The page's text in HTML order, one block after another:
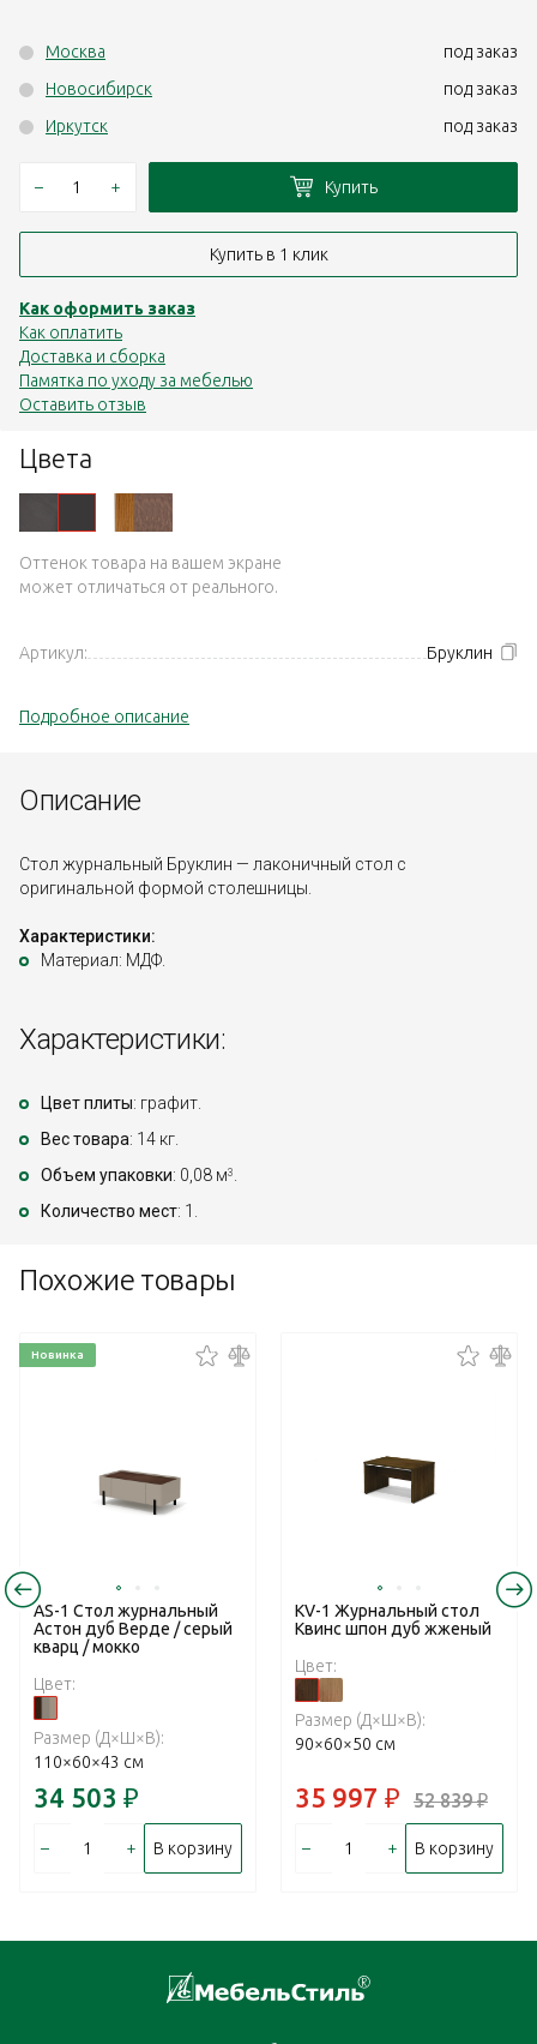
Цвета
Оттенок товара на вашем экране
может отличаться от реального.
Артикул: Бруклин
Подробное описание
Москва
под заказ
Новосибирск
под заказ
Иркутск
под заказ
– + Купить
Купить в 1 клик
Как оформить заказ
Как оплатить
Доставка и сборка
Памятка по уходу за мебелью
Оставить отзыв
Описание
Стол журнальный Бруклин — лаконичный стол с
оригинальной формой столешницы.
Характеристики:
Материал: МДФ.
Характеристики:
Цвет плиты: графит.
Вес товара: 14 кг.
Объем упаковки: 0,08 м3
Количество мест: 1.
Похожие товары
Новинка
AS-1 Стол журнальный
Астон дуб Верде / серый
кварц / мокко
Цвет:
Размер (Д×Ш×В):
110×60×43 см
34 503 ₽
– + В корзину
KV-1 Журнальный стол
Квинс шпон дуб жженый
Цвет:
Размер (Д×Ш×В):
90×60×50 см
35 997 ₽ 52 839₽
– + В корзину